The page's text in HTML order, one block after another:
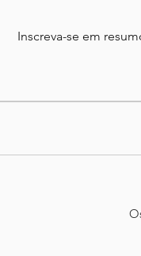
Inscreva-se em